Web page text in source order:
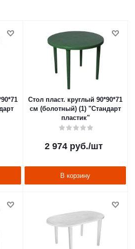
Стол пласт. круглый 90*90*71
см (болотный) (1) "Стандарт
пластик"
2 974руб./шт
В корзину